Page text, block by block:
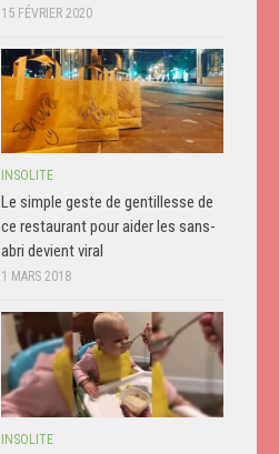
15 FÉVRIER 2020
INSOLITE
Le simple geste de gentillesse de
ce restaurant pour aider les sans-
abri devient viral
1 MARS 2018
INSOLITE